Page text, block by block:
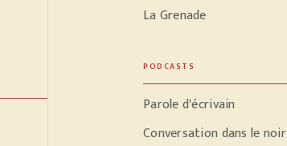
La Grenade
PODCASTS
Parole d'écrivain
Conversation dans le noir